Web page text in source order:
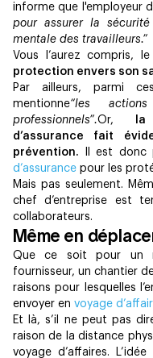
informe que l'employeur
pour assurer la
mentale des travailleurs.”
Vous l’aurez compris,
protection envers son
Par ailleurs, parmi
mentionne“les
professionnels”.Or,
d’assurance fait
prévention.
Il est donc
d’assurance pour les
Mais pas seulement.
chef d’entreprise est
collaborateurs.
Même en
Que ce soit pour un
fournisseur, un chantier
raisons pour lesquelles
envoyer en voyage
Et là, s’il ne peut pas
raison de la distance
voyage d’affaires.